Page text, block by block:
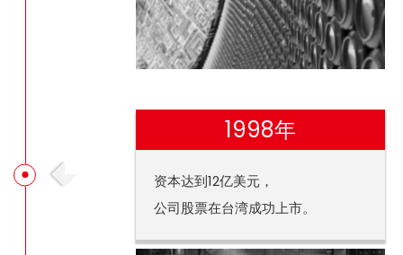
1998年
资本达到12亿美元，
公司股票在台湾成功上市。